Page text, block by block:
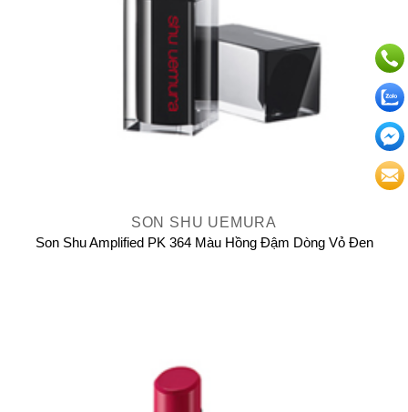
SON SHU UEMURA
Son Shu Amplified PK 364 Màu Hồng Đậm Dòng Vỏ Đen